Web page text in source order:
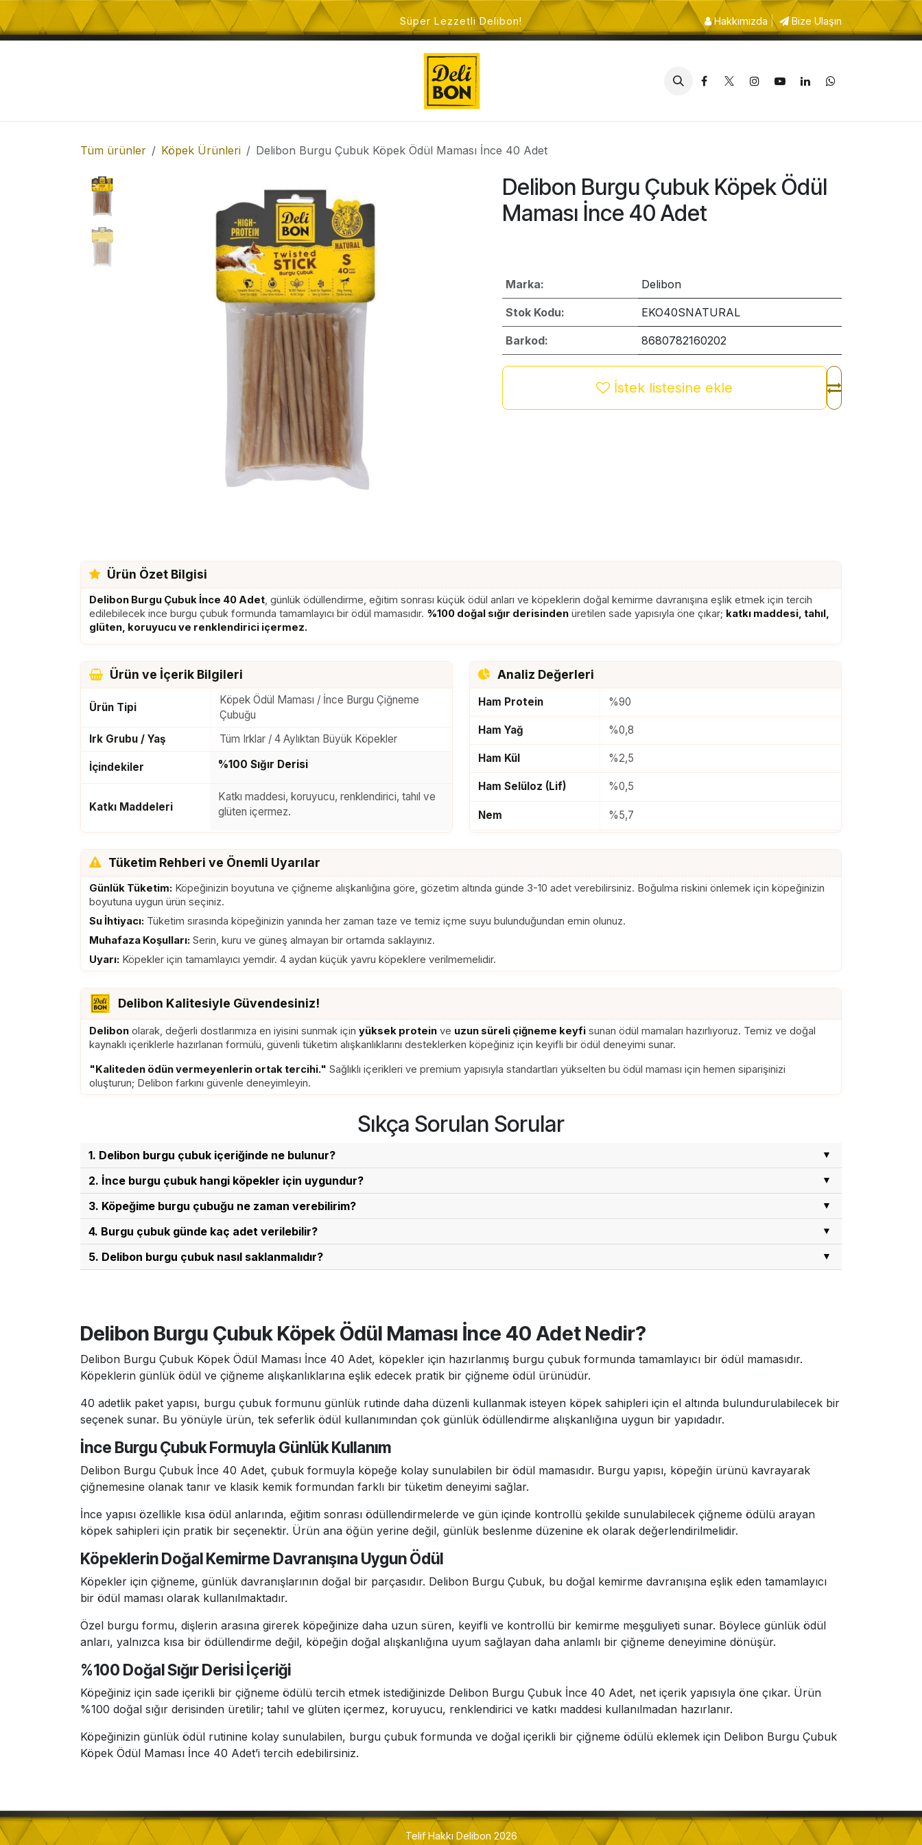
İçeriğe atla
Süper Lezzetli Delibon! Hakkımızda | Bize Ulaşın
Kedi Takviye Ürünleri Köpek Takviye Ürünleri
Tüm ürünler Köpek Ürünleri Delibon Burgu Çubuk Köpek Ödül Maması İnce 40 Adet
Delibon Burgu Çubuk Köpek Ödül
Maması İnce 40 Adet
Marka: Delibon
Stok Kodu: EKO40SNATURAL
Barkod: 8680782160202
İstek listesine ekle
Ürün Özet Bilgisi
Delibon Burgu Çubuk İnce 40 Adet, günlük ödüllendirme, eğitim sonrası küçük ödül anları ve köpeklerin doğal kemirme davranışına eşlik etmek için tercih
edilebilecek ince burgu çubuk formunda tamamlayıcı bir ödül mamasıdır. %100 doğal sığır derisinden üretilen sade yapısıyla öne çıkar; katkı maddesi, tahıl,
glüten, koruyucu ve renklendirici içermez.
Ürün ve İçerik Bilgileri
Ürün Tipi
Köpek Ödül Maması / İnce Burgu Çiğneme
Çubuğu
Irk Grubu / Yaş
Tüm Irklar / 4 Aylıktan Büyük Köpekler
İçindekiler %100 Sığır Derisi
Katkı Maddeleri
Katkı maddesi, koruyucu, renklendirici, tahıl ve
glüten içermez.
Analiz Değerleri
Ham Protein %90
Ham Yağ %0,8
Ham Kül %2,5
Ham Selüloz (Lif) %0,5
Nem %5,7
Tüketim Rehberi ve Önemli Uyarılar
Günlük Tüketim: Köpeğinizin boyutuna ve çiğneme alışkanlığına göre, gözetim altında günde 3-10 adet verebilirsiniz. Boğulma riskini önlemek için köpeğinizin
boyutuna uygun ürün seçiniz.
Su İhtiyacı: Tüketim sırasında köpeğinizin yanında her zaman taze ve temiz içme suyu bulunduğundan emin olunuz.
Muhafaza Koşulları: Serin, kuru ve güneş almayan bir ortamda saklayınız.
Uyarı: Köpekler için tamamlayıcı yemdir. 4 aydan küçük yavru köpeklere verilmemelidir.
Delibon Kalitesiyle Güvendesiniz!
Delibon olarak, değerli dostlarımıza en iyisini sunmak için yüksek protein ve uzun süreli çiğneme keyfi sunan ödül mamaları hazırlıyoruz. Temiz ve doğal
kaynaklı içeriklerle hazırlanan formülü, güvenli tüketim alışkanlıklarını desteklerken köpeğiniz için keyifli bir ödül deneyimi sunar.
"Kaliteden ödün vermeyenlerin ortak tercihi." Sağlıklı içerikleri ve premium yapısıyla standartları yükselten bu ödül maması için hemen siparişinizi
oluşturun; Delibon farkını güvenle deneyimleyin.
Sıkça Sorulan Sorular
1. Delibon burgu çubuk içeriğinde ne bulunur?
Delibon burgu çubuk tamamen %100 doğal sığır derisinden üretilmiş doğal bir formüle sahiptir. İçeriğinde hiçbir katkı maddesi, koruyucu,
renklendirici, tahıl veya glüten bulunmaz.
2. İnce burgu çubuk hangi köpekler için uygundur?
Delibon ince burgu çubuk, 4 aylıktan büyük tüm ırk köpekler için uygundur. Köpeğinizin boyutu ve çiğneme alışkanlığı dikkate alınarak
gözetim altında tüketilmesi önerilir.
3. Köpeğime burgu çubuğu ne zaman verebilirim?
Delibon burgu çubuğu günlük ödül anlarında, eğitim sonrası küçük ödüllendirmelerde veya köpeğinizin doğal kemirme içgüdüsünü
desteklemek istediğiniz zamanlarda verebilirsiniz.
4. Burgu çubuk günde kaç adet verilebilir?
Köpeğinizin boyutu ve çiğneme alışkanlığına göre Delibon Burgu Çubuk’tan günde 3-10 adet verebilirsiniz. Tüketim sırasında köpeğinizin
yanında taze içme suyu bulundurmanız ve ürünü gözetim altında vermeniz önerilir.
5. Delibon burgu çubuk nasıl saklanmalıdır?
Delibon Burgu Çubuk Köpek Ödül Maması İnce 40 Adet Nedir?
Delibon Burgu Çubuk Köpek Ödül Maması İnce 40 Adet, köpekler için hazırlanmış burgu çubuk formunda tamamlayıcı bir ödül mamasıdır.
Köpeklerin günlük ödül ve çiğneme alışkanlıklarına eşlik edecek pratik bir çiğneme ödül ürünüdür.
40 adetlik paket yapısı, burgu çubuk formunu günlük rutinde daha düzenli kullanmak isteyen köpek sahipleri için el altında bulundurulabilecek bir
seçenek sunar. Bu yönüyle ürün, tek seferlik ödül kullanımından çok günlük ödüllendirme alışkanlığına uygun bir yapıdadır.
İnce Burgu Çubuk Formuyla Günlük Kullanım
Delibon Burgu Çubuk İnce 40 Adet, çubuk formuyla köpeğe kolay sunulabilen bir ödül mamasıdır. Burgu yapısı, köpeğin ürünü kavrayarak
çiğnemesine olanak tanır ve klasik kemik formundan farklı bir tüketim deneyimi sağlar.
İnce yapısı özellikle kısa ödül anlarında, eğitim sonrası ödüllendirmelerde ve gün içinde kontrollü şekilde sunulabilecek çiğneme ödülü arayan
köpek sahipleri için pratik bir seçenektir. Ürün ana öğün yerine değil, günlük beslenme düzenine ek olarak değerlendirilmelidir.
Köpeklerin Doğal Kemirme Davranışına Uygun Ödül
Köpekler için çiğneme, günlük davranışlarının doğal bir parçasıdır. Delibon Burgu Çubuk, bu doğal kemirme davranışına eşlik eden tamamlayıcı
bir ödül maması olarak kullanılmaktadır.
Özel burgu formu, dişlerin arasına girerek köpeğinize daha uzun süren, keyifli ve kontrollü bir kemirme meşguliyeti sunar. Böylece günlük ödül
anları, yalnızca kısa bir ödüllendirme değil, köpeğin doğal alışkanlığına uyum sağlayan daha anlamlı bir çiğneme deneyimine dönüşür.
%100 Doğal Sığır Derisi İçeriği
Köpeğiniz için sade içerikli bir çiğneme ödülü tercih etmek istediğinizde Delibon Burgu Çubuk İnce 40 Adet, net içerik yapısıyla öne çıkar. Ürün
%100 doğal sığır derisinden üretilir; tahıl ve glüten içermez, koruyucu, renklendirici ve katkı maddesi kullanılmadan hazırlanır.
Köpeğinizin günlük ödül rutinine kolay sunulabilen, burgu çubuk formunda ve doğal içerikli bir çiğneme ödülü eklemek için Delibon Burgu Çubuk
Köpek Ödül Maması İnce 40 Adet’i tercih edebilirsiniz.
Telif Hakkı Delibon 2026